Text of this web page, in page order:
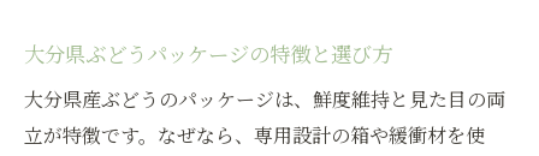
は
ぶどう販売のギフト用パッケージ最新トレ
ンド
大分県ぶどうパッケージの特徴と選び方
大分県産ぶどうのパッケージは、鮮度維持と見た目の両
立が特徴です。なぜなら、専用設計の箱や緩衝材を使